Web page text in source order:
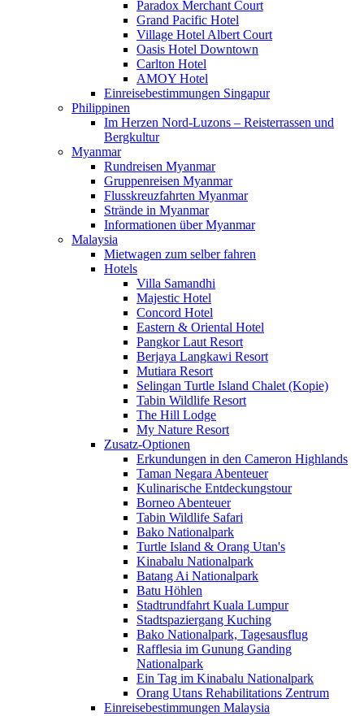
Paradox Merchant Court
Grand Pacific Hotel
Village Hotel Albert Court
Oasis Hotel Downtown
Carlton Hotel
AMOY Hotel
Einreisebestimmungen Singapur
Philippinen
Im Herzen Nord-Luzons – Reisterrassen und
Bergkultur
Myanmar
Rundreisen Myanmar
Gruppenreisen Myanmar
Flusskreuzfahrten Myanmar
Strände in Myanmar
Informationen über Myanmar
Malaysia
Mietwagen zum selber fahren
Hotels
Villa Samandhi
Majestic Hotel
Concord Hotel
Eastern & Oriental Hotel
Pangkor Laut Resort
Berjaya Langkawi Resort
Mutiara Resort
Selingan Turtle Island Chalet (Kopie)
Tabin Wildlife Resort
The Hill Lodge
My Nature Resort
Zusatz-Optionen
Erkundungen in den Cameron Highlands
Taman Negara Abenteuer
Kulinarische Entdeckungstour
Borneo Abenteuer
Tabin Wildlife Safari
Bako Nationalpark
Turtle Island & Orang Utan's
Kinabalu Nationalpark
Batang Ai Nationalpark
Batu Höhlen
Stadtrundfahrt Kuala Lumpur
Stadtspaziergang Kuching
Bako Nationalpark, Tagesausflug
Rafflesia im Gunung Ganding
Nationalpark
Ein Tag im Kinabalu Nationalpark
Orang Utans Rehabilitations Zentrum
Einreisebestimmungen Malaysia